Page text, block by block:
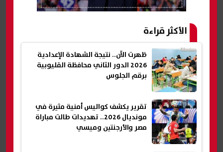
الأكثر قراءة
ظهرت الآن.. نتيجة الشهادة الإعدادية
2026 الدور الثاني محافظة القليوبية
برقم الجلوس
تقرير يكشف كواليس أمنية مثيرة في
مونديال 2026.. تهديدات طالت مباراة
مصر والأرجنتين وميسي